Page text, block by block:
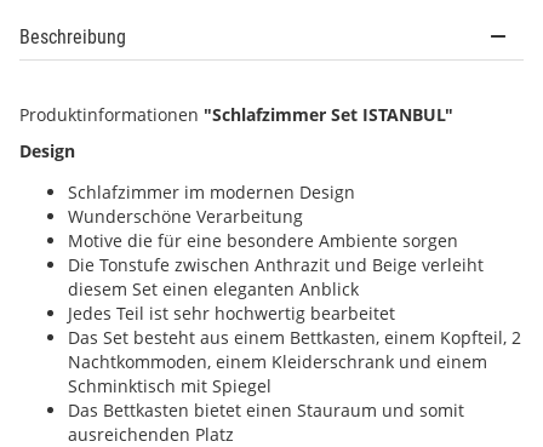
Beschreibung
Produktinformationen "Schlafzimmer Set ISTANBUL"
Design
Schlafzimmer im modernen Design
Wunderschöne Verarbeitung
Motive die für eine besondere Ambiente sorgen
Die Tonstufe zwischen Anthrazit und Beige verleiht
diesem Set einen eleganten Anblick
Jedes Teil ist sehr hochwertig bearbeitet
Das Set besteht aus einem Bettkasten, einem Kopfteil, 2
Nachtkommoden, einem Kleiderschrank und einem
Schminktisch mit Spiegel
Das Bettkasten bietet einen Stauraum und somit
ausreichenden Platz